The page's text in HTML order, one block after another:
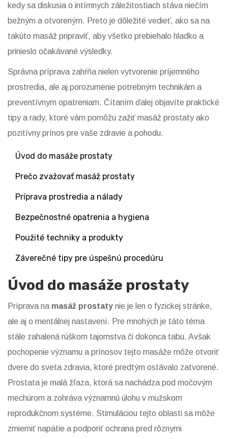
kedy sa diskusia o intímnych záležitostiach stáva niečím
bežným a otvoreným. Preto je dôležité vedieť, ako sa na
takúto masáž pripraviť, aby všetko prebiehalo hladko a
prinieslo očakávané výsledky.
Správna príprava zahŕňa nielen vytvorenie príjemného
prostredia, ale aj porozumenie potrebným technikám a
preventívnym opatreniam. Čítaním ďalej objavíte praktické
tipy a rady, ktoré vám pomôžu zažiť masáž prostaty ako
pozitívny prínos pre vaše zdravie a pohodu.
Úvod do masáže prostaty
Prečo zvažovať masáž prostaty
Príprava prostredia a nálady
Bezpečnostné opatrenia a hygiena
Použité techniky a produkty
Záverečné tipy pre úspešnú procedúru
Úvod do masáže prostaty
Príprava na masáž prostaty nie je len o fyzickej stránke,
ale aj o mentálnej nastavení. Pre mnohých je táto téma
stále zahalená rúškom tajomstva či dokonca tabu. Avšak
pochopenie významu a prínosov tejto masáže môže otvoriť
dvere do sveta zdravia, ktoré predtým ostávalo zatvorené.
Prostata je malá žľaza, ktorá sa nachádza pod močovým
mechúrom a zohráva významnú úlohu v mužskom
reprodukčnom systéme. Stimuláciou tejto oblasti sa môže
zmierniť napätie a podporiť ochrana pred rôznymi